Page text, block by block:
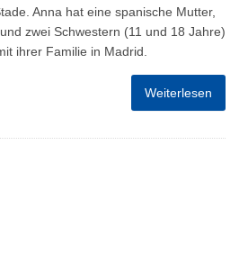
Anna hat eine spanische Mutter,
zwei Schwestern (11 und 18 Jahre)
ihrer Familie in Madrid.
Weiterlesen